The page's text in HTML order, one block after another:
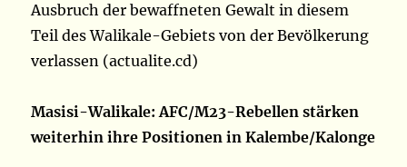
Ausbruch der bewaffneten Gewalt in diesem
Teil des Walikale-Gebiets von der Bevölkerung
verlassen (actualite.cd)
Masisi-Walikale: AFC/M23-Rebellen stärken
weiterhin ihre Positionen in Kalembe/Kalonge